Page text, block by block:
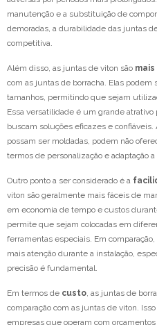
manutenção e a substituição de
demoradas, a durabilidade das juntas
competitiva.
Além disso, as juntas de viton são
com as juntas de borracha. Elas
tamanhos, permitindo que sejam
Essa versatilidade é um grande
buscam soluções eficazes e
possam ser moldadas, podem não
termos de personalização e adaptação
Outro ponto a ser considerado é a
viton são geralmente mais fáceis de
em economia de tempo e custos
permite que sejam colocadas em
ferramentas especiais. Em
mais atenção durante a instalação,
precisão é fundamental.
Em termos de custo, as juntas de
comparação com as juntas de viton.
empresas que operam com